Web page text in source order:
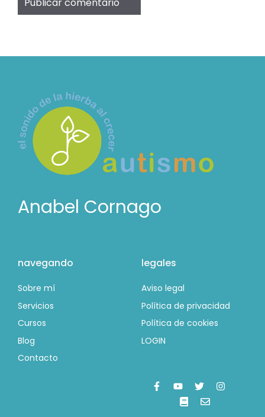
Anabel Cornago
navegando
Sobre mí
Servicios
Cursos
Blog
Contacto
legales
Aviso legal
Política de privacidad
Política de cookies
LOGIN